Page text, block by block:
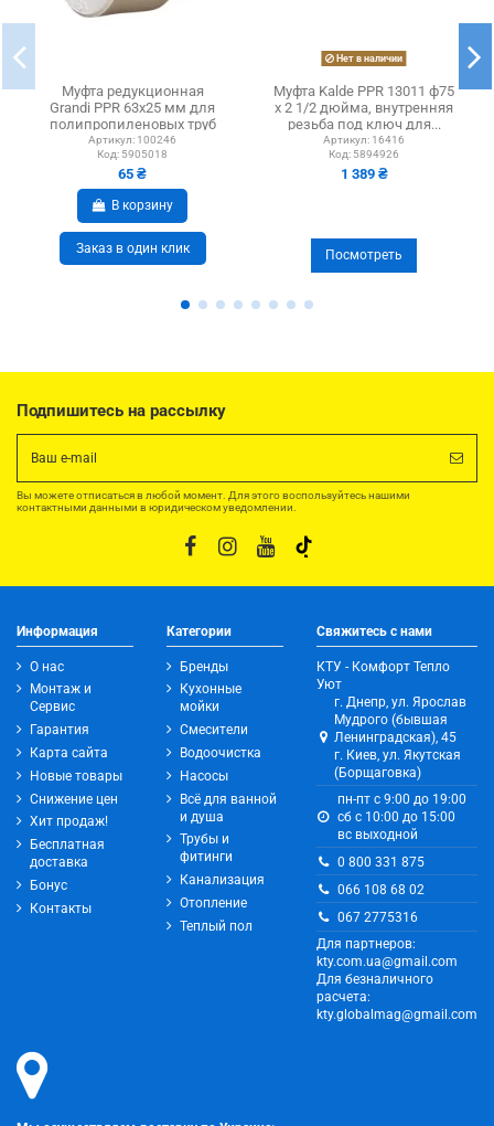
Муфта редукционная
Grandi PPR 63х25 мм для
полипропиленовых труб
Артикул: 100246
Код: 5905018
65 ₴
В корзину
Заказ в один клик
Нет в наличии
Муфта Kalde PPR 13011 ф75
х 2 1/2 дюйма, внутренняя
резьба под ключ для...
Артикул: 16416
Код: 5894926
1 389 ₴
Посмотреть
Подпишитесь на рассылку
Вы можете отписаться в любой момент. Для этого воспользуйтесь нашими
контактными данными в юридическом уведомлении.
Информация
О нас
Монтаж и
Сервис
Гарантия
Карта сайта
Новые товары
Снижение цен
Хит продаж!
Бесплатная
доставка
Бонус
Контакты
Категории
Бренды
Кухонные
мойки
Смесители
Водоочистка
Насосы
Всё для ванной
и душа
Трубы и
фитинги
Канализация
Отопление
Теплый пол
Свяжитесь с нами
КТУ - Комфорт Тепло
Уют
г. Днепр, ул. Ярослав
Мудрого (бывшая
Ленинградская), 45
г. Киев, ул. Якутская
(Борщаговка)
пн-пт с 9:00 до 19:00
сб с 10:00 до 15:00
вс выходной
0 800 331 875
066 108 68 02
067 2775316
Для партнеров:
kty.com.ua@gmail.com
Для безналичного
расчета:
kty.globalmag@gmail.com